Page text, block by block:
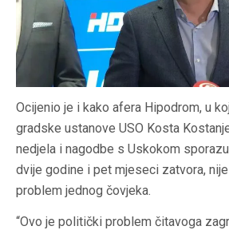
Ocijenio je i kako afera Hipodrom, u
gradske ustanove USO Kosta
nedjela i nagodbe s Uskokom
dvije godine i pet mjeseci zatvora,
problem jednog čovjeka.
“Ovo je politički problem čitavoga